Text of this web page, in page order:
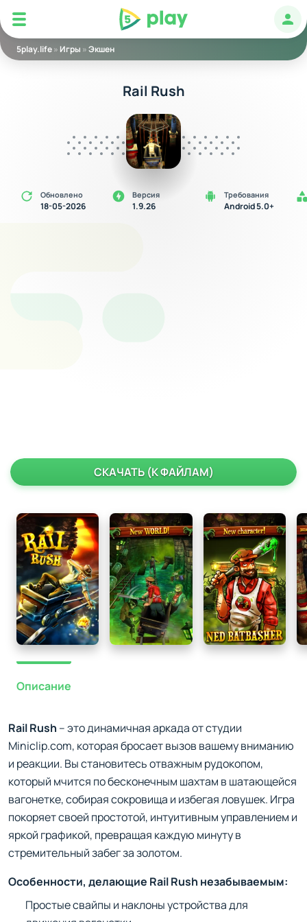
5play
5play.life» Игры »Экшен
Rail Rush
Обновлено
18-05-2026
Версия
1.9.26
Требования
Android 5.0+
СКАЧАТЬ (К ФАЙЛАМ)
Описание
Rail Rush – это динамичная аркада от студии
Miniclip.com, которая бросает вызов вашему вниманию
и реакции. Вы становитесь отважным рудокопом,
который мчится по бесконечным шахтам в шатающейся
вагонетке, собирая сокровища и избегая ловушек. Игра
покоряет своей простотой, интуитивным управлением и
яркой графикой, превращая каждую минуту в
стремительный забег за золотом.
Особенности, делающие Rail Rush незабываемым:
Простые свайпы и наклоны устройства для